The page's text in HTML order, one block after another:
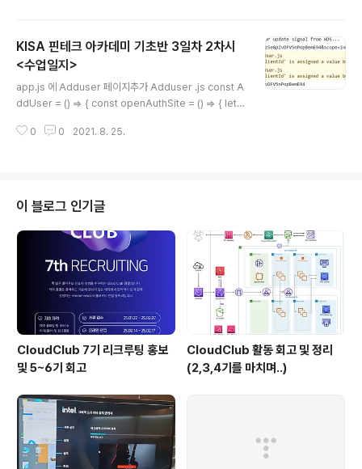
디어 되었따아아앙!!! 여기를 보면서 해결 로컬스토리지에
저장해놓은 정보들을 가져오도록 Main에 코드 추가 로컬
스토리지에 있는거 초기화는 구글 쿠키지우기나 그런거 하
면됨 계좌 목록 요청보내기 const getAccountList = ()
=>{ const accessToken = loca..
KISA 핀테크 아카데미 기초반 3일차 2차시
<수업일지>
app.js 에 Adduser 페이지추가 Adduser .js const A
ddUser = () => { const openAuthSite = () => { let t
indow.location.href = "https://naver.com"; let clie
enbanking.or.kr/oauth/2.0/authorize?response_
type=code&client_id=${clientId}&redirect_uri=
h..
0 0 2021. 8. 25.
이 블로그 인기글
CloudClub 7기 리크루팅 홍보
및 5~6기 회고
CloudClub 활동 회고 및 정리
(2,3,4기를 마치며..)